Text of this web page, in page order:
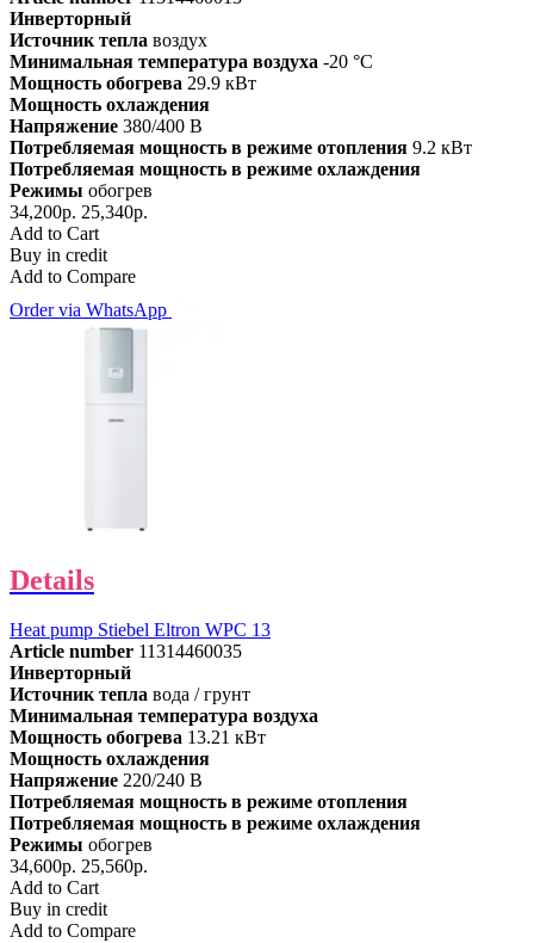
Инверторный
Источник тепла воздух
Минимальная температура воздуха -20 °C
Мощность обогрева 29.9 кВт
Мощность охлаждения
Напряжение 380/400 В
Потребляемая мощность в режиме отопления 9.2 кВт
Потребляемая мощность в режиме охлаждения
Режимы обогрев
34,200р. 25,340р.
Add to Cart
Buy in credit
Add to Compare
Order via WhatsApp
Details
Heat pump Stiebel Eltron WPC 13
Article number 11314460035
Инверторный
Источник тепла вода / грунт
Минимальная температура воздуха
Мощность обогрева 13.21 кВт
Мощность охлаждения
Напряжение 220/240 В
Потребляемая мощность в режиме отопления
Потребляемая мощность в режиме охлаждения
Режимы обогрев
34,600р. 25,560р.
Add to Cart
Buy in credit
Add to Compare